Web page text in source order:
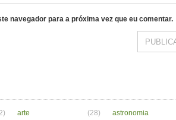
navegador para a próxima vez que eu comentar.
arte (28)
astronomia